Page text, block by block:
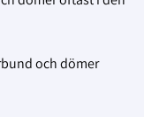
och dömer